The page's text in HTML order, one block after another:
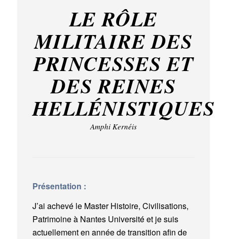
LE RÔLE
MILITAIRE DES
PRINCESSES ET
DES REINES
HELLÉNISTIQUES
Amphi Kernéis
Présentation :
J’ai achevé le Master Histoire, Civilisations,
Patrimoine à Nantes Université et je suis
actuellement en année de transition afin de